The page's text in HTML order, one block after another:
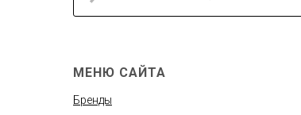
МЕНЮ САЙТА
Бренды